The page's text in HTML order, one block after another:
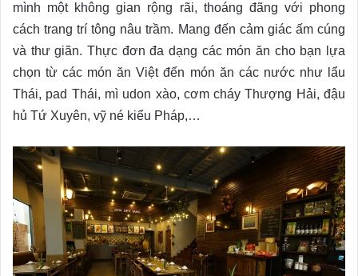
mình một không gian rộng rãi, thoáng đãng với phong
cách trang trí tông nâu trầm. Mang đến cảm giác ấm cúng
và thư giãn. Thực đơn đa dạng các món ăn cho bạn lựa
chọn từ các món ăn Việt đến món ăn các nước như lẩu
Thái, pad Thái, mì udon xào, cơm cháy Thượng Hải, đậu
hủ Tứ Xuyên, vỹ né kiểu Pháp,…